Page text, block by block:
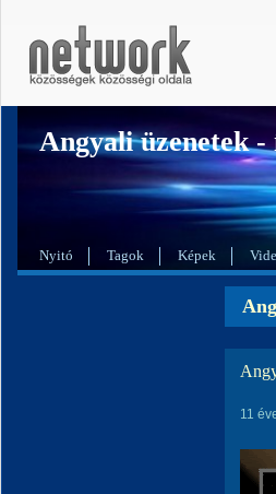
Angyali üzenetek
Nyitó Tagok Képek
11